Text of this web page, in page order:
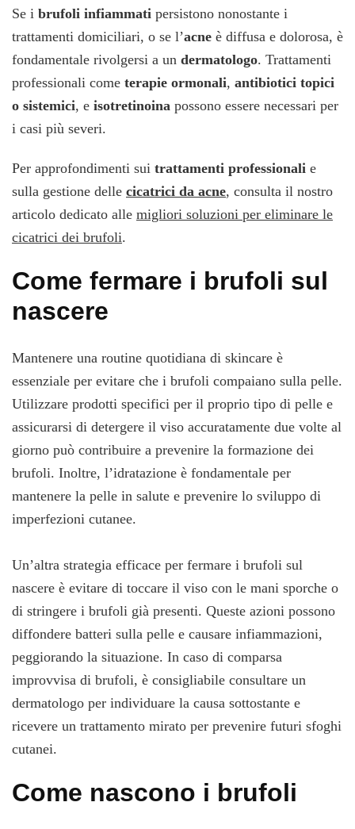
Se i brufoli infiammati persistono nonostante i
trattamenti domiciliari, o se l’acne è diffusa e dolorosa, è
fondamentale rivolgersi a un dermatologo. Trattamenti
professionali come terapie ormonali, antibiotici topici
o sistemici, e isotretinoina possono essere necessari per
i casi più severi.
Per approfondimenti sui trattamenti professionali e
sulla gestione delle cicatrici da acne, consulta il nostro
articolo dedicato alle migliori soluzioni per eliminare le
cicatrici dei brufoli.
Come fermare i brufoli sul
nascere
Mantenere una routine quotidiana di skincare è
essenziale per evitare che i brufoli compaiano sulla pelle.
Utilizzare prodotti specifici per il proprio tipo di pelle e
assicurarsi di detergere il viso accuratamente due volte al
giorno può contribuire a prevenire la formazione dei
brufoli. Inoltre, l’idratazione è fondamentale per
mantenere la pelle in salute e prevenire lo sviluppo di
imperfezioni cutanee.
Un’altra strategia efficace per fermare i brufoli sul
nascere è evitare di toccare il viso con le mani sporche o
di stringere i brufoli già presenti. Queste azioni possono
diffondere batteri sulla pelle e causare infiammazioni,
peggiorando la situazione. In caso di comparsa
improvvisa di brufoli, è consigliabile consultare un
dermatologo per individuare la causa sottostante e
ricevere un trattamento mirato per prevenire futuri sfoghi
cutanei.
Come nascono i brufoli